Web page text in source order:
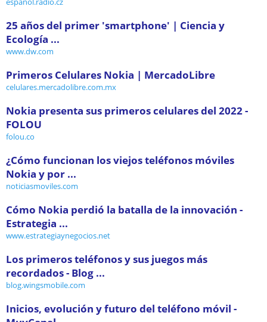
25 años del primer ′smartphone′ | Ciencia y
Ecología ...
www.dw.com
Primeros Celulares Nokia | MercadoLibre
celulares.mercadolibre.com.mx
Nokia presenta sus primeros celulares del 2022 -
FOLOU
folou.co
¿Cómo funcionan los viejos teléfonos móviles
Nokia y por ...
noticiasmoviles.com
Cómo Nokia perdió la batalla de la innovación -
Estrategia ...
www.estrategiaynegocios.net
Los primeros teléfonos y sus juegos más
recordados - Blog ...
blog.wingsmobile.com
Inicios, evolución y futuro del teléfono móvil -